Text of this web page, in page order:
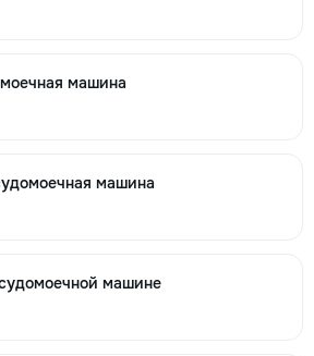
машина
машина
машине